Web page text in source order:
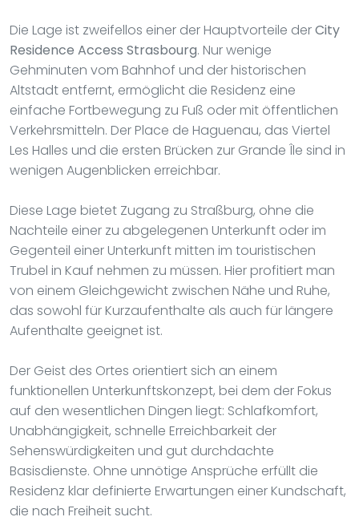
Die Lage ist zweifellos einer der Hauptvorteile derCity
Residence Access Strasbourg. Nur wenige
Gehminuten vom Bahnhof und der historischen
Altstadt entfernt, ermöglicht die Residenz eine
einfache Fortbewegung zu Fuß oder mit öffentlichen
Verkehrsmitteln. Der Place de Haguenau, das Viertel
Les Halles und die ersten Brücken zur Grande Île sind in
wenigen Augenblicken erreichbar.
Diese Lage bietet Zugang zu Straßburg, ohne die
Nachteile einer zu abgelegenen Unterkunft oder im
Gegenteil einer Unterkunft mitten im touristischen
Trubel in Kauf nehmen zu müssen. Hier profitiert man
von einem Gleichgewicht zwischen Nähe und Ruhe,
das sowohl für Kurzaufenthalte als auch für längere
Aufenthalte geeignet ist.
Der Geist des Ortes orientiert sich an einem
funktionellen Unterkunftskonzept, bei dem der Fokus
auf den wesentlichen Dingen liegt: Schlafkomfort,
Unabhängigkeit, schnelle Erreichbarkeit der
Sehenswürdigkeiten und gut durchdachte
Basisdienste. Ohne unnötige Ansprüche erfüllt die
Residenz klar definierte Erwartungen einer Kundschaft,
die nach Freiheit sucht.